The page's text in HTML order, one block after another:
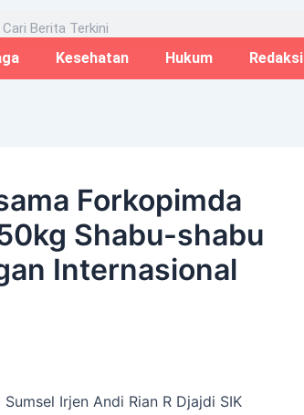
Kesehatan Hukum Redaksi
Forkopimda
Shabu-shabu
Internasional
Irjen Andi Rian R Djajdi SIK